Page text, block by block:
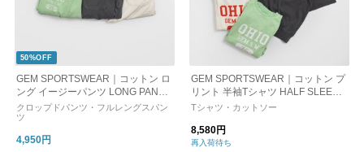
50%OFF
GEM SPORTSWEAR｜コットン ロ
ング イージーパンツ LONG PANTS
gsw2605003
クロップドパンツ・フルレングスパン
ツ
4,950円
GEM SPORTSWEAR｜コットン プ
リント 半袖Tシャツ HALF SLEEVE
TEE gsw2605001
Tシャツ・カットソー
8,580円
再入荷待ち